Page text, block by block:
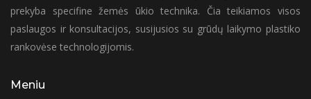
prekyba specifine žemės ūkio technika. Čia teikiamos visos
paslaugos ir konsultacijos, susijusios su grūdų laikymo plastiko
rankovėse technologijomis.
Meniu